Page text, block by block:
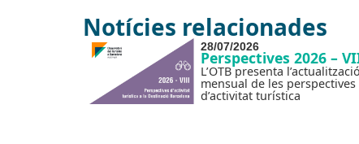
Notícies relacionades
28/07/2026
Perspectives 2026 –
L’OTB presenta l’actualització
mensual de les perspectives
d’activitat turística